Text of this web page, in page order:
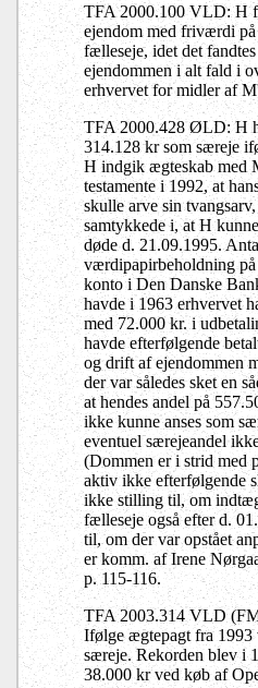
TFA 2000.100 VLD: H
ejendom med friværdi
fælleseje, idet det
ejendommen i alt fald i
erhvervet for midler af
TFA 2000.428 ØLD: H
314.128 kr som særeje
H indgik ægteskab med
testamente i 1992, at
skulle arve sin
samtykkede i, at H
døde d. 21.09.1995.
værdipapirbeholdning
konto i Den Danske
havde i 1963 erhvervet
med 72.000 kr. i
havde efterfølgende
og drift af ejendommen
der var således sket en
at hendes andel på
ikke kunne anses som
eventuel særejeandel
(Dommen er i strid med
aktiv ikke efterfølgende
ikke stilling til, om
fælleseje også efter d.
til, om der var opstået
er komm. af Irene
p. 115-116.
TFA 2003.314 VLD
Ifølge ægtepagt fra
særeje. Rekorden blev i
38.000 kr ved køb af